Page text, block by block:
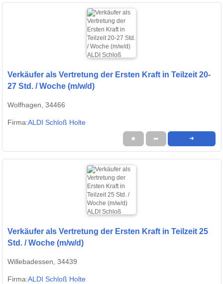
Verkäufer als Vertretung der Ersten Kraft in Teilzeit 20-
27 Std. / Woche (m/w/d)
Wolfhagen, 34466
Firma:ALDI Schloß Holte
★ ➦ ➜
Verkäufer als Vertretung der Ersten Kraft in Teilzeit 25
Std. / Woche (m/w/d)
Willebadessen, 34439
Firma:ALDI Schloß Holte